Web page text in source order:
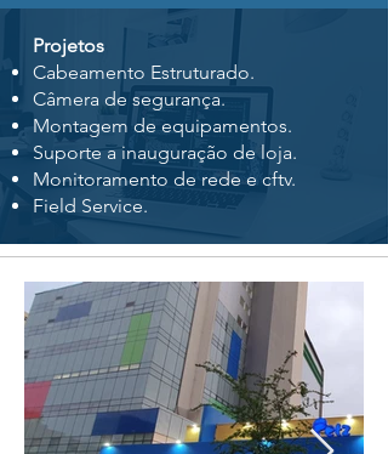
Projetos
Cabeamento Estruturado.
Câmera de segurança.
Montagem de equipamentos.
Suporte a inauguração de loja.
Monitoramento de rede e cftv.
Field Service.